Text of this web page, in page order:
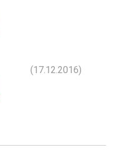
(17.12.2016)